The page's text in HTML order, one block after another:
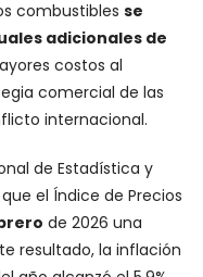
combustiblesse
adicionales de
costos al
comercial de las
internacional.
de Estadística y
el Índice de Precios
de 2026 una
resultado, la inflación